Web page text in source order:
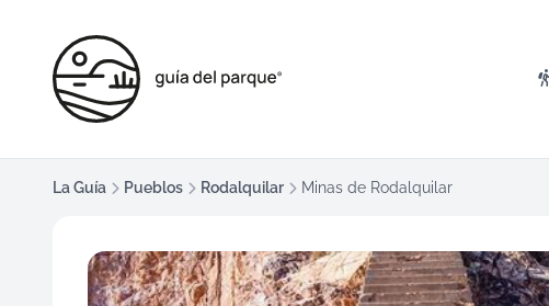
La Guía Pueblos Rodalquilar Minas de Rodalquilar